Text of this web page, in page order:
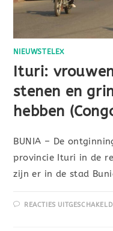
NIEUWSTELEX
Ituri:
stenen en
hebben
BUNIA – De
provincie Ituri in de
zijn er in de stad
REACTIES UITGESCHAKELD